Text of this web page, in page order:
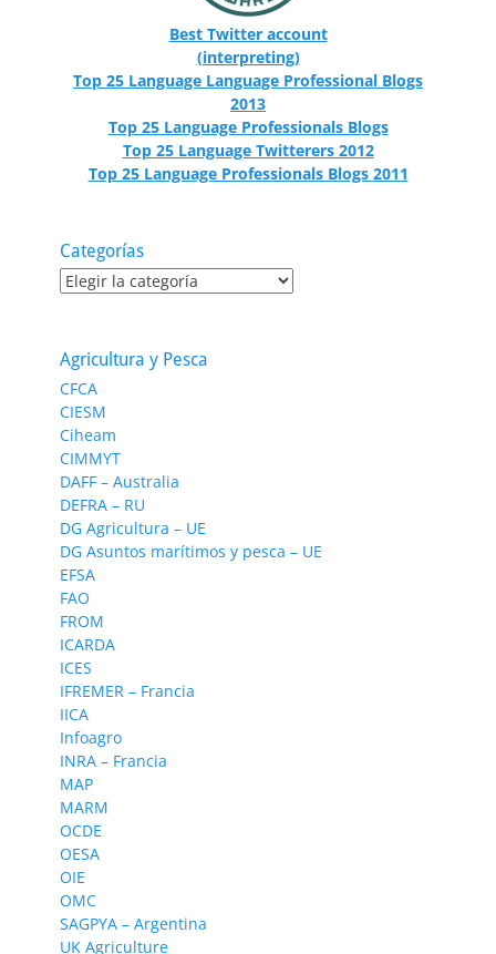
Best Twitter account
(interpreting)
Top 25 Language Language Professional Blogs
2013
Top 25 Language Professionals Blogs
Top 25 Language Twitterers 2012
Top 25 Language Professionals Blogs 2011
Categorías
Categorías
Agricultura y Pesca
CFCA
CIESM
Ciheam
CIMMYT
DAFF – Australia
DEFRA – RU
DG Agricultura – UE
DG Asuntos marítimos y pesca – UE
EFSA
FAO
FROM
ICARDA
ICES
IFREMER – Francia
IICA
Infoagro
INRA – Francia
MAP
MARM
OCDE
OESA
OIE
OMC
SAGPYA – Argentina
UK Agriculture